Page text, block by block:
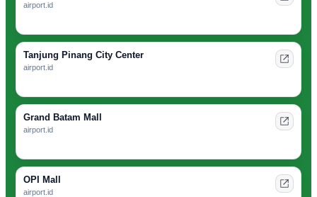
airport.id
Tanjung Pinang City Center
airport.id
Grand Batam Mall
airport.id
OPI Mall
airport.id